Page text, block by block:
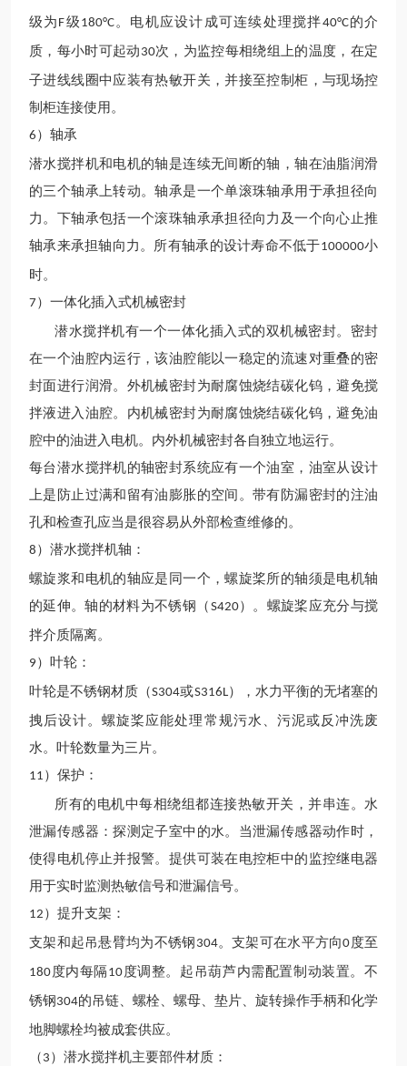
级为 F级 180°C。电机应设计成可连续处理搅拌40°C的介
质，每小时可起动 30次，为监控每相绕组上的温度，在定
子进线线圈中应装有热敏开关，并接至控制柜，与现场控
制柜连接使用。
6 ）轴承
潜水搅拌机和电机的轴是连续无间断的轴，轴在油脂润滑
的三个轴承上转动。轴承是一个单滚珠轴承用于承担径向
力。下轴承包括一个滚珠轴承承担径向力及一个向心止推
轴承来承担轴向力。所有轴承的设计寿命不低于100000小
时。
7 ）一体化插入式机械密封
潜水搅拌机有一个一体化插入式的双机械密封。密封
在一个油腔内运行，该油腔能以一稳定的流速对重叠的密
封面进行润滑。外机械密封为耐腐蚀烧结碳化钨，避免搅
拌液进入油腔。内机械密封为耐腐蚀烧结碳化钨，避免油
腔中的油进入电机。内外机械密封各自独立地运行。
每台潜水搅拌机的轴密封系统应有一个油室，油室从设计
上是防止过满和留有油膨胀的空间。带有防漏密封的注油
孔和检查孔应当是很容易从外部检查维修的。
8 ）潜水搅拌机轴：
螺旋浆和电机的轴应是同一个，螺旋桨所的轴须是电机轴
的延伸。轴的材料为不锈钢（ S420）。螺旋桨应充分与搅
拌介质隔离。
9 ）叶轮：
叶轮是不锈钢材质（S304或S316L），水力平衡的无堵塞的
拽后设计。螺旋桨应能处理常规污水、污泥或反冲洗废
水。叶轮数量为三片。
11 ）保护：
所有的电机中每相绕组都连接热敏开关，并串连。水
泄漏传感器：探测定子室中的水。当泄漏传感器动作时，
使得电机停止并报警。提供可装在电控柜中的监控继电器
用于实时监测热敏信号和泄漏信号。
12 ）提升支架：
支架和起吊悬臂均为不锈钢 304。支架可在水平方向0 度至
180 度内每隔 10 度调整。起吊葫芦内需配置制动装置。不
锈钢304的吊链、螺栓、螺母、垫片、旋转操作手柄和化学
地脚螺栓均被成套供应。
（ 3 ）潜水搅拌机主要部件材质：